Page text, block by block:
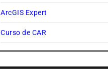
ArcGIS Expert
Curso de CAR